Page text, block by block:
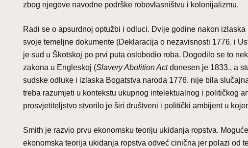
zbog njegove navodne podrške robovlasništvu i kolonijalizmu.
Radi se o apsurdnoj optužbi i odluci. Dvije godine nakon
svoje temeljne dokumente (Deklaracija o nezavisnosti 1776. i
je sud u Škotskoj po prvi puta oslobodio roba. Dogodilo se to
zakona u Engleskoj (Slavery Abolition Actdonesen je 1833., a
sudske odluke i izlaska Bogatstva naroda 1776. nije bila
treba razumjeti u kontekstu ukupnog intelektualnog i političkog
prosvjetiteljstvo stvorilo je širi društveni i politički ambijent u
Smith je razvio prvu ekonomsku teoriju ukidanja ropstva.
ekonomska teorija ukidanja ropstva odveć cinična jer polazi od